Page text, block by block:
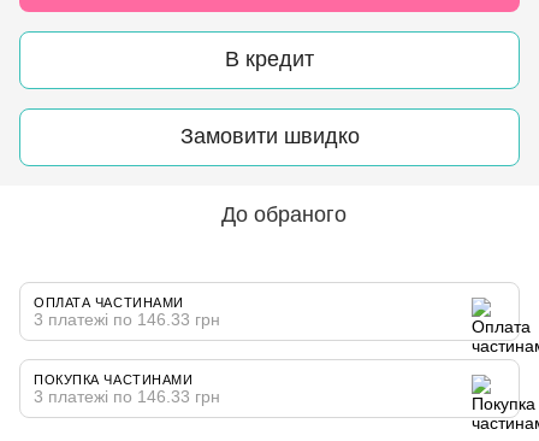
В кредит
Замовити швидко
До обраного
ОПЛАТА ЧАСТИНАМИ
3 платежі по 146.33 грн
ПОКУПКА ЧАСТИНАМИ
3 платежі по 146.33 грн